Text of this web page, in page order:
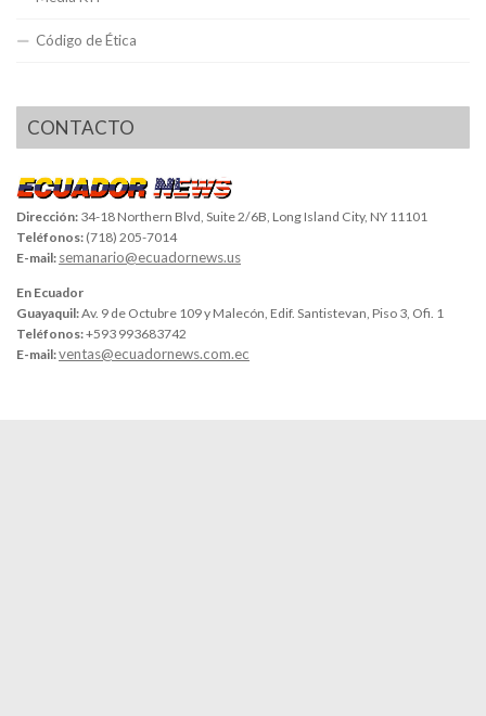
Código de Ética
CONTACTO
Dirección: 34-18 Northern Blvd, Suite 2/6B, Long Island City, NY 11101
Teléfonos: (718) 205-7014
E-mail: semanario@ecuadornews.us
En Ecuador
Guayaquil:Av. 9 de Octubre 109 y Malecón, Edif. Santistevan, Piso 3, Ofi. 1
Teléfonos:+593 993683742
E-mail:ventas@ecuadornews.com.ec